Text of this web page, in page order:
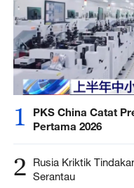
1
PKS China Catat
Pertama 2026
2
Rusia Kriktik
Serantau